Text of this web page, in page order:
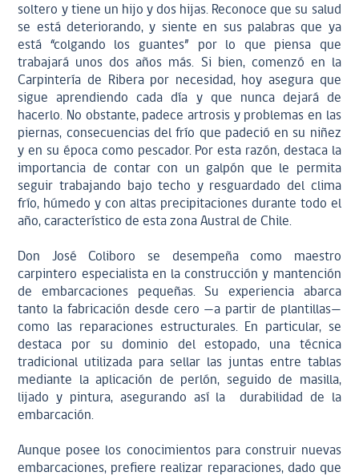
soltero y tiene un hijo y dos hijas. Reconoce que su salud
se está deteriorando, y siente en sus palabras que ya
está “colgando los guantes” por lo que piensa que
trabajará unos dos años más. Si bien, comenzó en la
Carpintería de Ribera por necesidad, hoy asegura que
sigue aprendiendo cada día y que nunca dejará de
hacerlo. No obstante, padece artrosis y problemas en las
piernas, consecuencias del frío que padeció en su niñez
y en su época como pescador. Por esta razón, destaca la
importancia de contar con un galpón que le permita
seguir trabajando bajo techo y resguardado del clima
frío, húmedo y con altas precipitaciones durante todo el
año, característico de esta zona Austral de Chile.
Don José Coliboro se desempeña como maestro
carpintero especialista en la construcción y mantención
de embarcaciones pequeñas. Su experiencia abarca
tanto la fabricación desde cero —a partir de plantillas—
como las reparaciones estructurales. En particular, se
destaca por su dominio del estopado, una técnica
tradicional utilizada para sellar las juntas entre tablas
mediante la aplicación de perlón, seguido de masilla,
lijado y pintura, asegurando así la durabilidad de la
embarcación.
Aunque posee los conocimientos para construir nuevas
embarcaciones, prefiere realizar reparaciones, dado que